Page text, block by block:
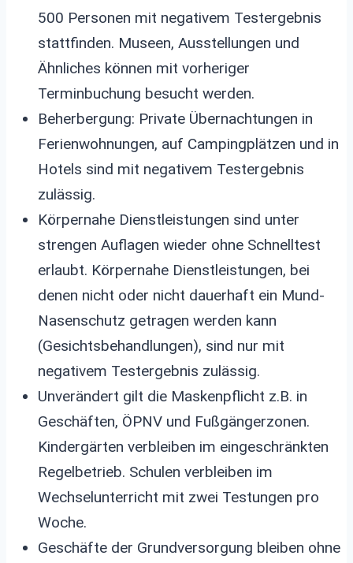
500 Personen mit negativem Testergebnis
stattfinden. Museen, Ausstellungen und
Ähnliches können mit vorheriger
Terminbuchung besucht werden.
Beherbergung: Private Übernachtungen in
Ferienwohnungen, auf Campingplätzen und in
Hotels sind mit negativem Testergebnis
zulässig.
Körpernahe Dienstleistungen sind unter
strengen Auflagen wieder ohne Schnelltest
erlaubt. Körpernahe Dienstleistungen, bei
denen nicht oder nicht dauerhaft ein Mund-
Nasenschutz getragen werden kann
(Gesichtsbehandlungen), sind nur mit
negativem Testergebnis zulässig.
Unverändert gilt die Maskenpflicht z.B. in
Geschäften, ÖPNV und Fußgängerzonen.
Kindergärten verbleiben im eingeschränkten
Regelbetrieb. Schulen verbleiben im
Wechselunterricht mit zwei Testungen pro
Woche.
Geschäfte der Grundversorgung bleiben ohne